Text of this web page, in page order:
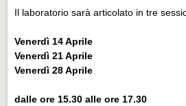
Il laboratorio sarà articolato in tre
Venerdì 14 Aprile
Venerdì 21 Aprile
Venerdì 28 Aprile
dalle ore 15.30 alle ore 17.30